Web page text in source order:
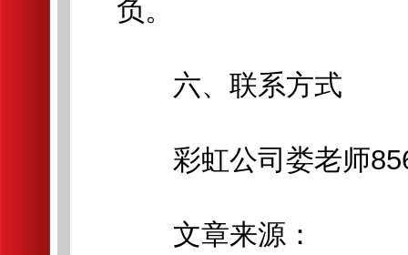
负。
六、联系方式
彩虹公司娄老师
文章来源：